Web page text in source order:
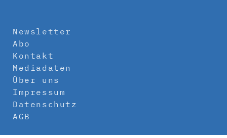
Newsletter
Abo
Kontakt
Mediadaten
Über uns
Impressum
Datenschutz
AGB